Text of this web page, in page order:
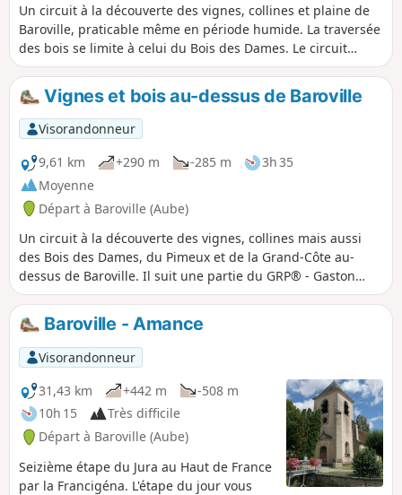
Un circuit à la découverte des vignes, collines et plaine de
Baroville, praticable même en période humide. La traversée
des bois se limite à celui du Bois des Dames. Le circuit
forme un 8. Il suit une partie du GRP® - Gaston Bachelard
(philosophe né à Bar-sur-Aube) et du GR®145 - Via
Francigena (chemin emprunté par les pèlerins se rendant à
Rome).
Vignes et bois au-dessus de Baroville
Visorandonneur
9,61 km
+290 m -285 m
3h 35
Moyenne
Départ à Baroville (Aube)
Un circuit à la découverte des vignes, collines mais aussi
des Bois des Dames, du Pimeux et de la Grand-Côte au-
dessus de Baroville. Il suit une partie du GRP® - Gaston
Bachelard (philosophe né à Bar-sur-Aube) et du GR®145 -
Via Francigena (chemin emprunté par les pèlerins se
rendant à Rome).
Baroville - Amance
Visorandonneur
31,43 km
+442 m
-508 m
10h 15
Très difficile
Départ à Baroville (Aube)
Seizième étape du Jura au Haut de France
par la Francigéna. L'étape du jour vous